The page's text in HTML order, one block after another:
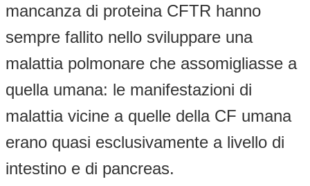
mancanza di proteina CFTR hanno
sempre fallito nello sviluppare una
malattia polmonare che assomigliasse a
quella umana: le manifestazioni di
malattia vicine a quelle della CF umana
erano quasi esclusivamente a livello di
intestino e di pancreas.